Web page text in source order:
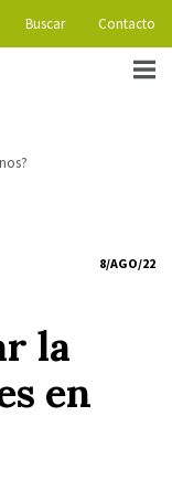
Buscar Contacto
8/AGO/22
la
en